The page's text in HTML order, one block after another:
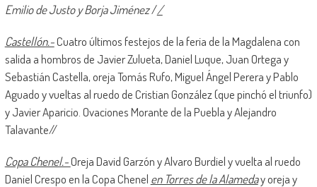
Emilio de Justo y Borja Jiménez//
Castellón.-Cuatro últimos festejos de la feria de la Magdalena con
salida a hombros de Javier Zulueta, Daniel Luque, Juan Ortega y
Sebastián Castella, oreja Tomás Rufo, Miguel Ángel Perera y Pablo
Aguado y vueltas al ruedo de Cristian González (que pinchó el triunfo)
y Javier Aparicio. Ovaciones Morante de la Puebla y Alejandro
Talavante//
Copa Chenel.-Oreja David Garzón y Alvaro Burdiel y vuelta al ruedo
Daniel Crespo en la Copa Chenel en Torres de la Alameday oreja y